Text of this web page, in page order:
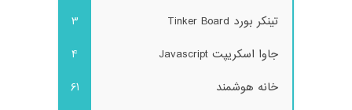
تینکر بورد Tinker Board
3
جاوا اسکریپت Javascript
4
خانه هوشمند
61